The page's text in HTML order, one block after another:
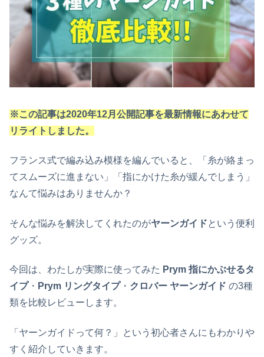
※この記事は2020年12月公開記事を最新情報にあわせて
リライトしました。
フランス式で編み込み模様を編んでいると、「糸が絡まっ
てスムーズに進まない」「指にかけた糸が緩んでしまう」
なんて悩みはありませんか？
そんな悩みを解決してくれたのがヤーンガイドという便利
グッズ。
今回は、わたしが実際に使ってみた Prym 指にかぶせるタ
イプ・ Prym リングタイプ・ クロバー ヤーンガイド の3種
類を比較レビューします。
「ヤーンガイドって何？」という初心者さんにもわかりや
すく紹介していきます。